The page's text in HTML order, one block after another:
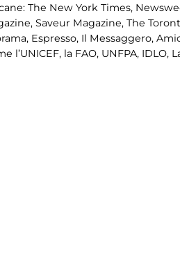
The New York Times,
Saveur Magazine, The
Espresso, Il Messaggero,
la FAO, UNFPA, IDLO,